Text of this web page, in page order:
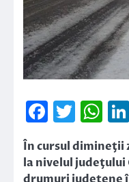
În cursul dimineţii
la nivelul judeţului